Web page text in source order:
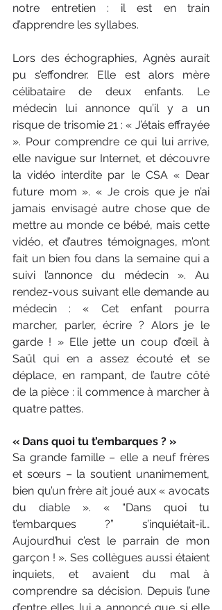
notre entretien : il est en train
d’apprendre les syllabes.
Lors des échographies, Agnès aurait
pu s’effondrer. Elle est alors mère
célibataire de deux enfants. Le
médecin lui annonce qu’il y a un
risque de trisomie 21 : « J’étais effrayée
». Pour comprendre ce qui lui arrive,
elle navigue sur Internet, et découvre
la vidéo interdite par le CSA « Dear
future mom ». « Je crois que je n’ai
jamais envisagé autre chose que de
mettre au monde ce bébé, mais cette
vidéo, et d’autres témoignages, m’ont
fait un bien fou dans la semaine qui a
suivi l’annonce du médecin ». Au
rendez-vous suivant elle demande au
médecin : « Cet enfant pourra
marcher, parler, écrire ? Alors je le
garde ! » Elle jette un coup d’œil à
Saül qui en a assez écouté et se
déplace, en rampant, de l’autre côté
de la pièce : il commence à marcher à
quatre pattes.
« Dans quoi tu t’embarques ? »
Sa grande famille – elle a neuf frères
et sœurs – la soutient unanimement,
bien qu’un frère ait joué aux « avocats
du diable ». « “Dans quoi tu
t’embarques ?” s’inquiétait-il…
Aujourd’hui c’est le parrain de mon
garçon ! ». Ses collègues aussi étaient
inquiets, et avaient du mal à
comprendre sa décision. Depuis l’une